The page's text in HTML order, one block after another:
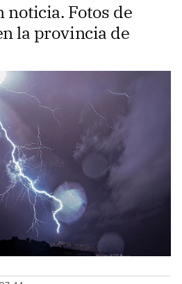
noticia. Fotos de
la provincia de